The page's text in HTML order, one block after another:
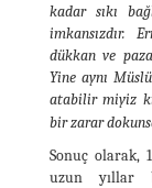
kadar sıkı
imkansızdır.
dükkan ve
Yine aynı
atabilir miyiz
bir zarar
Sonuç olarak,
uzun yıllar